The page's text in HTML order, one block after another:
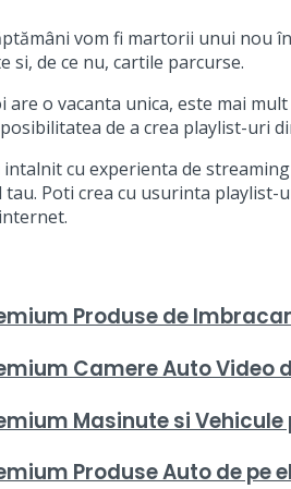
vom fi martorii unui nou
si, de ce nu, cartile parcurse.
are o vacanta unica, este mai
de a crea playlist-uri
cu experienta de
Poti crea cu usurinta
Produse de
Camere Auto Video
Masinute si
Produse Auto de